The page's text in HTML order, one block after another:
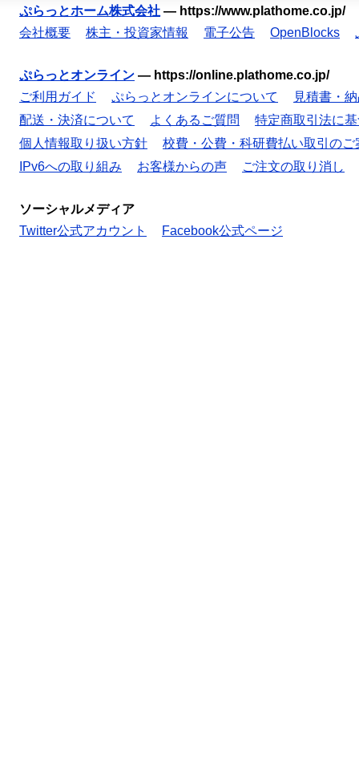
ぷらっとホーム株式会社 — https://www.plathome.co.jp/
会社概要
株主・投資家情報 電子公告 OpenBlocks
ぷらっとオンライン — https://online.plathome.co.jp/
ご利用ガイド
ぷらっとオンラインについて
見積書・
配送・決済について
よくあるご質問
特定商取引法に
個人情報取り扱い方針
校費・公費・科研費払い取引のご
IPv6への取り組み
お客様からの声 ご注文の取り消し
ソーシャルメディア
Twitter公式アカウント
Facebook公式ページ